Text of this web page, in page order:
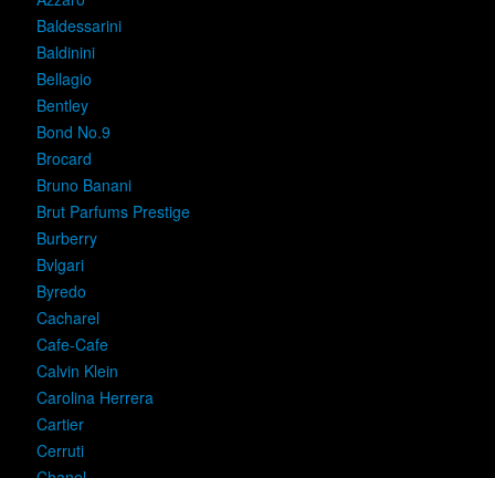
Baldessarini
Baldinini
Bellagio
Bentley
Bond No.9
Brocard
Bruno Banani
Brut Parfums Prestige
Burberry
Bvlgari
Byredo
Cacharel
Cafe-Cafe
Calvin Klein
Carolina Herrera
Cartier
Cerruti